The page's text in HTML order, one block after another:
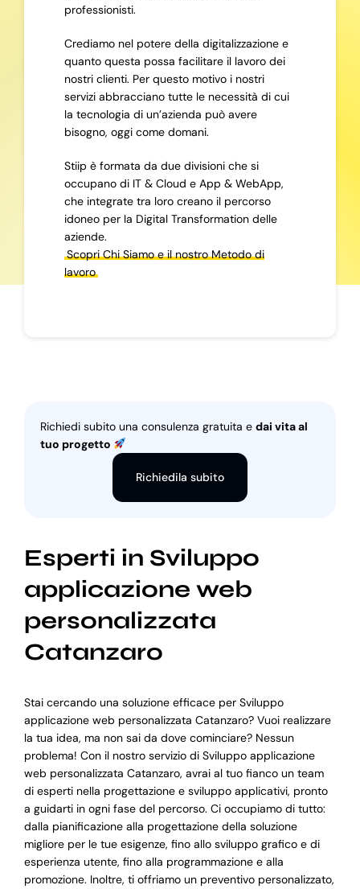
professionisti.
Crediamo nel potere della digitalizzazione e
quanto questa possa facilitare il lavoro dei
nostri clienti. Per questo motivo i nostri
servizi abbracciano tutte le necessità di cui
la tecnologia di un’azienda può avere
bisogno, oggi come domani.
Stiip è formata da due divisioni che si
occupano di IT & Cloud e App & WebApp,
che integrate tra loro creano il percorso
idoneo per la Digital Transformation delle
aziende.
Scopri Chi Siamo e il nostro Metodo di
lavoro
Richiedi subito una consulenza gratuita e dai vita al
tuo progetto
Richiedila subito
Esperti in Sviluppo
applicazione web
personalizzata
Catanzaro
Stai cercando una soluzione efficace per Sviluppo
applicazione web personalizzata Catanzaro? Vuoi realizzare
la tua idea, ma non sai da dove cominciare? Nessun
problema! Con il nostro servizio di Sviluppo applicazione
web personalizzata Catanzaro, avrai al tuo fianco un team
di esperti nella progettazione e sviluppo applicativi, pronto
a guidarti in ogni fase del percorso. Ci occupiamo di tutto:
dalla pianificazione alla progettazione della soluzione
migliore per le tue esigenze, fino allo sviluppo grafico e di
esperienza utente, fino alla programmazione e alla
promozione. Inoltre, ti offriamo un preventivo personalizzato,